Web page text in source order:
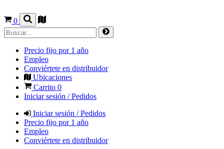
0
Precio fijo por 1 año
Empleo
Conviértete en distribuidor
Ubicaciones
Carrito 0
Iniciar sesión / Pedidos
Iniciar sesión / Pedidos
Precio fijo por 1 año
Empleo
Conviértete en distribuidor